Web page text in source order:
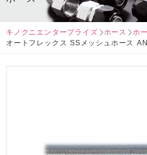
キノクニエンタープライズ ホース ホ
オートフレックス SSメッシュホース